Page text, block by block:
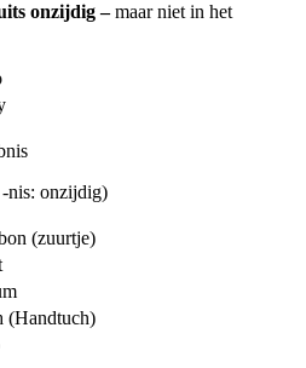
onzijdig –maar niet in het
nis: onzijdig)
(zuurtje)
(Handtuch)